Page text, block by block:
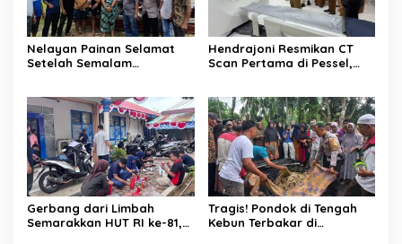
Nelayan Painan Selamat
Setelah Semalam
Selatan
Hendrajoni Resmikan CT
Scan Pertama di Pessel,
Gerbang dari Limbah
Semarakkan HUT RI ke-81,
Tragis! Pondok di Tengah
Kebun Terbakar di